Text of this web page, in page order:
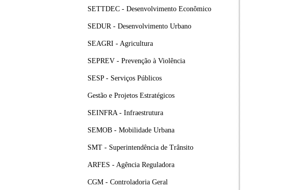
SETTDEC - Desenvolvimento Econômico
SEDUR - Desenvolvimento Urbano
SEAGRI - Agricultura
SEPREV - Prevenção à Violência
SESP - Serviços Públicos
Gestão e Projetos Estratégicos
SEINFRA - Infraestrutura
SEMOB - Mobilidade Urbana
SMT - Superintendência de Trânsito
ARFES - Agência Reguladora
CGM - Controladoria Geral